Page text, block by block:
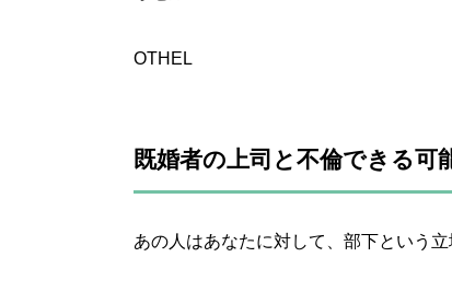
OTHEL
既婚者の上司と不倫できる可
あの人はあなたに対して、部下という